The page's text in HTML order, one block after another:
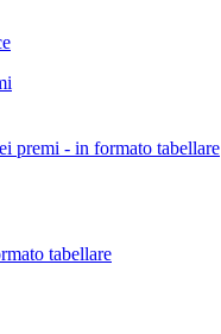
premi - in formato tabellare
tabellare